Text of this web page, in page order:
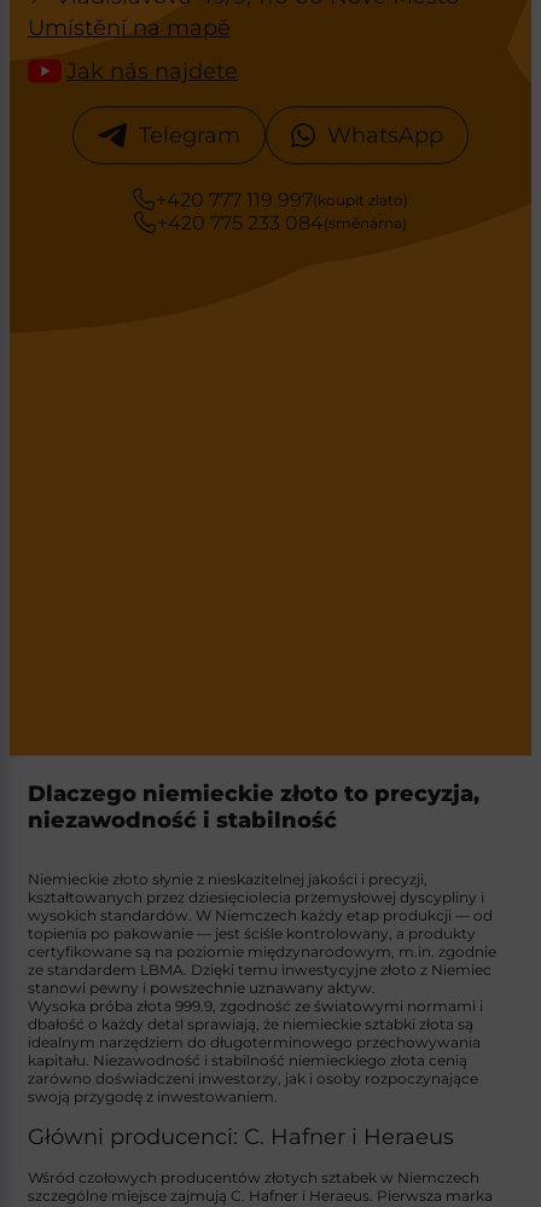
Umístění na mapě
Jak nás najdete
Telegram WhatsApp
+420 777 119 997(koupit zlato)
+420 775 233 084(směnárna)
Dlaczego niemieckie złoto to precyzja,
niezawodność i stabilność
Niemieckie złoto słynie z nieskazitelnej jakości i precyzji,
kształtowanych przez dziesięciolecia przemysłowej dyscypliny i
wysokich standardów. W Niemczech każdy etap produkcji — od
topienia po pakowanie — jest ściśle kontrolowany, a produkty
certyfikowane są na poziomie międzynarodowym, m.in. zgodnie
ze standardem LBMA. Dzięki temu inwestycyjne złoto z Niemiec
stanowi pewny i powszechnie uznawany aktyw.
Wysoka próba złota 999.9, zgodność ze światowymi normami i
dbałość o każdy detal sprawiają, że niemieckie sztabki złota są
idealnym narzędziem do długoterminowego przechowywania
kapitału. Niezawodność i stabilność niemieckiego złota cenią
zarówno doświadczeni inwestorzy, jak i osoby rozpoczynające
swoją przygodę z inwestowaniem.
Główni producenci: C. Hafner i Heraeus
Wśród czołowych producentów złotych sztabek w Niemczech
szczególne miejsce zajmują C. Hafner i Heraeus . Pierwsza marka